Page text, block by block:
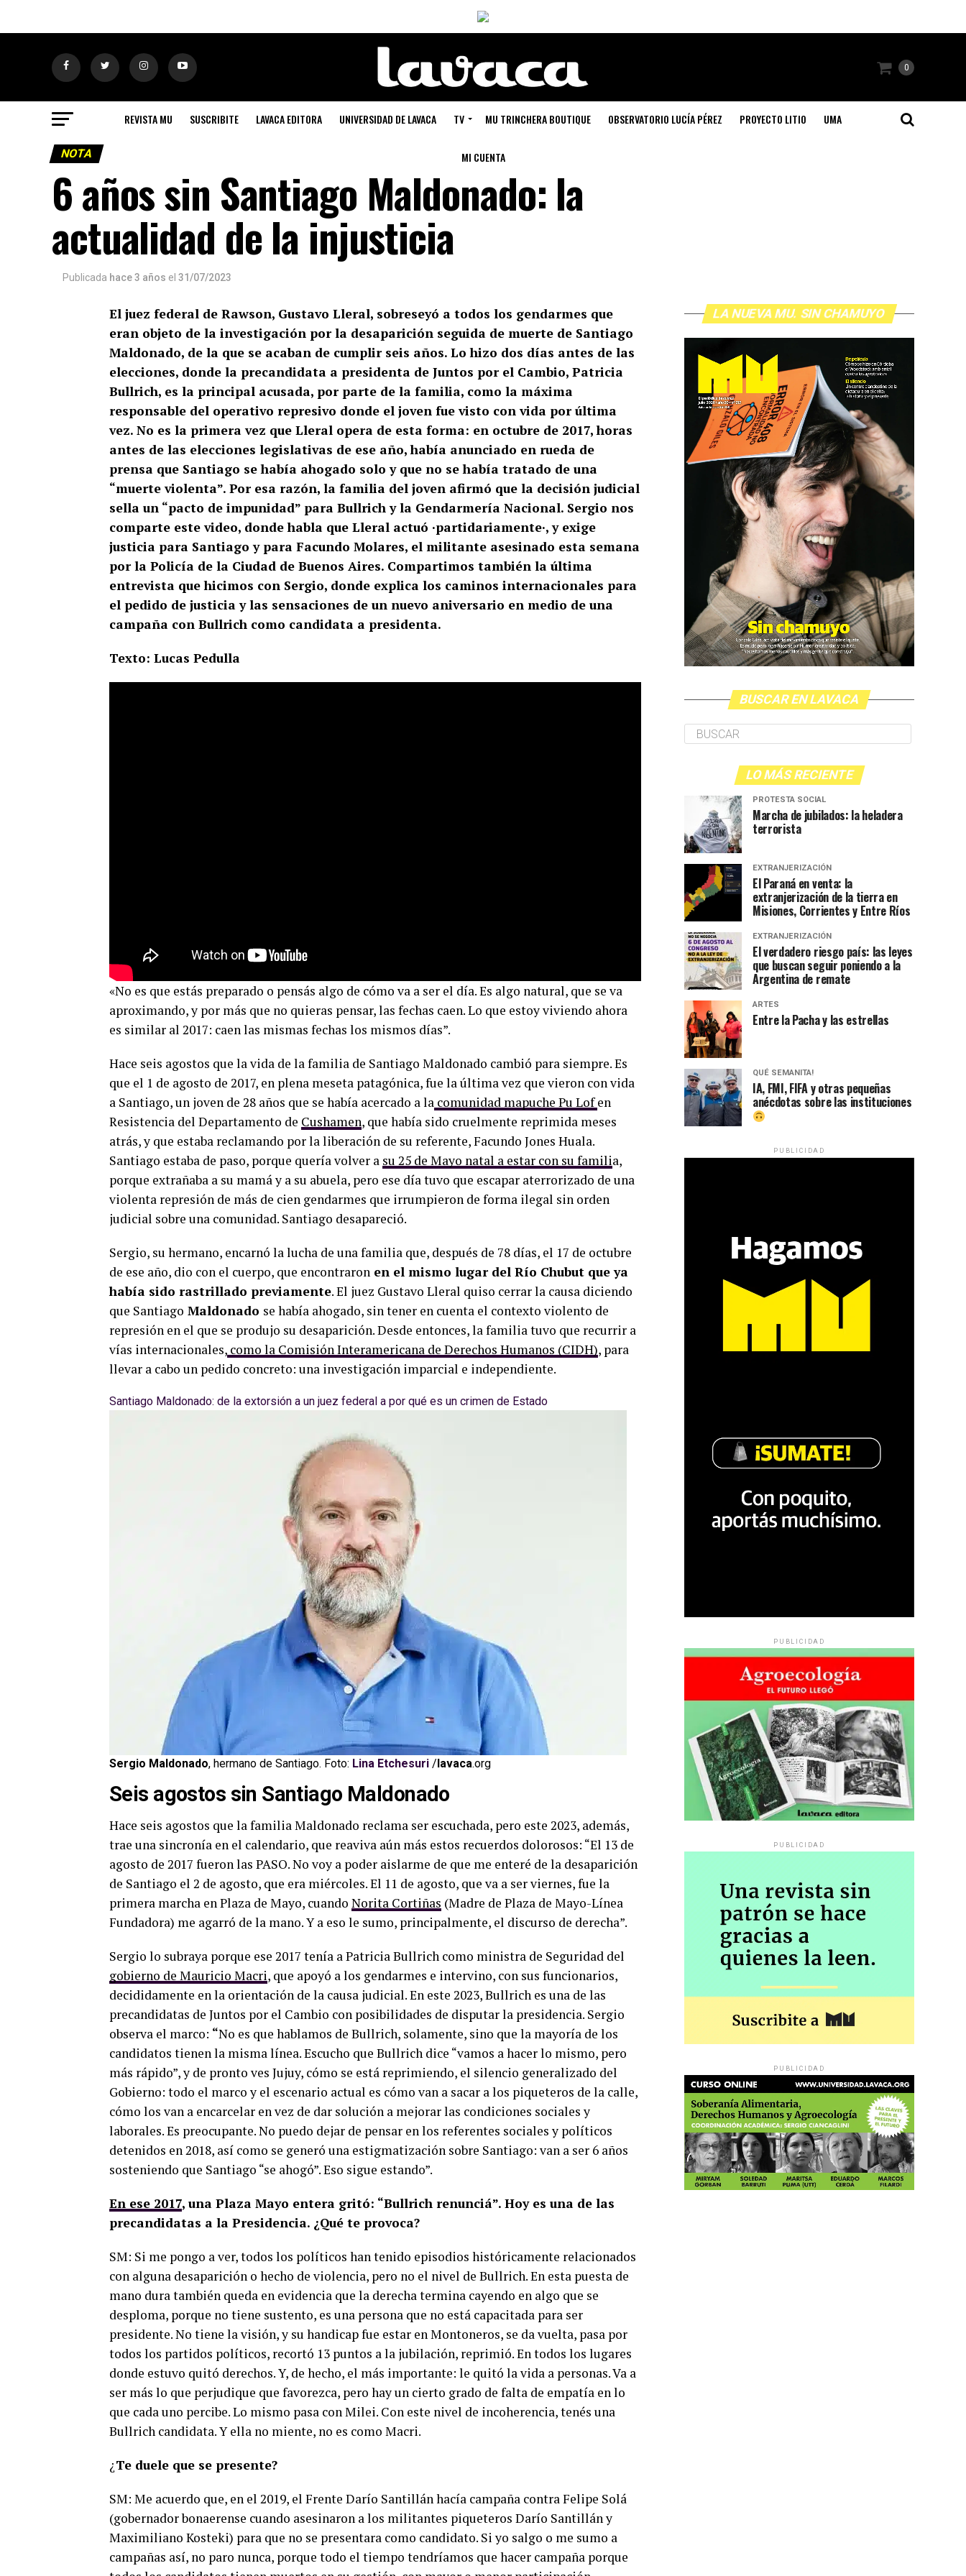
0
REVISTA MU SUSCRIBITE LAVACA EDITORA UNIVERSIDAD DE LAVACA TV MU TRINCHERA BOUTIQUE OBSERVATORIO LUCÍA PÉREZ PROYECTO LITIO UMA
MI CUENTA
NOTA
6 años sin Santiago Maldonado: la
actualidad de la injusticia
Publicada hace 3 años el 31/07/2023
El juez federal de Rawson, Gustavo Lleral, sobreseyó a todos los gendarmes que
eran objeto de la investigación por la desaparición seguida de muerte de Santiago
Maldonado, de la que se acaban de cumplir seis años. Lo hizo dos días antes de las
elecciones, donde la precandidata a presidenta de Juntos por el Cambio, Patricia
Bullrich, es la principal acusada, por parte de la familia, como la máxima
responsable del operativo represivo donde el joven fue visto con vida por última
vez. No es la primera vez que Lleral opera de esta forma: en octubre de 2017, horas
antes de las elecciones legislativas de ese año, había anunciado en rueda de
prensa que Santiago se había ahogado solo y que no se había tratado de una
“muerte violenta”. Por esa razón, la familia del joven afirmó que la decisión judicial
sella un “pacto de impunidad” para Bullrich y la Gendarmería Nacional. Sergio nos
comparte este video, donde habla que Lleral actuó ·partidariamente·, y exige
justicia para Santiago y para Facundo Molares, el militante asesinado esta semana
por la Policía de la Ciudad de Buenos Aires. Compartimos también la última
entrevista que hicimos con Sergio, donde explica los caminos internacionales para
el pedido de justicia y las sensaciones de un nuevo aniversario en medio de una
campaña con Bullrich como candidata a presidenta.
Texto: Lucas Pedulla
«No es que estás preparado o pensás algo de cómo va a ser el día. Es algo natural, que se va
aproximando, y por más que no quieras pensar, las fechas caen. Lo que estoy viviendo ahora
es similar al 2017: caen las mismas fechas los mismos días”.
Hace seis agostos que la vida de la familia de Santiago Maldonado cambió para siempre. Es
que el 1 de agosto de 2017, en plena meseta patagónica, fue la última vez que vieron con vida
a Santiago, un joven de 28 años que se había acercado a la comunidad mapuche Pu Lofen
Resistencia del Departamento de Cushamen, que había sido cruelmente reprimida meses
atrás, y que estaba reclamando por la liberación de su referente, Facundo Jones Huala.
Santiago estaba de paso, porque quería volver a su 25 de Mayo natal a estar con su familia,
porque extrañaba a su mamá y a su abuela, pero ese día tuvo que escapar aterrorizado de una
violenta represión de más de cien gendarmes que irrumpieron de forma ilegal sin orden
judicial sobre una comunidad. Santiago desapareció.
Sergio, su hermano, encarnó la lucha de una familia que, después de 78 días, el 17 de octubre
de ese año, dio con el cuerpo, que encontraron en el mismo lugar del Río Chubut que ya
había sido rastrillado previamente. El juez Gustavo Lleral quiso cerrar la causa diciendo
que Santiago Maldonado se había ahogado, sin tener en cuenta el contexto violento de
represión en el que se produjo su desaparición. Desde entonces, la familia tuvo que recurrir a
vías internacionales, como la Comisión Interamericana de Derechos Humanos (CIDH), para
llevar a cabo un pedido concreto: una investigación imparcial e independiente.
Santiago Maldonado: de la extorsión a un juez federal a por qué es un crimen de Estado
Sergio Maldonado, hermano de Santiago. Foto: Lina Etchesuri / lavaca.org
Seis agostos sin Santiago Maldonado
Hace seis agostos que la familia Maldonado reclama ser escuchada, pero este 2023, además,
trae una sincronía en el calendario, que reaviva aún más estos recuerdos dolorosos: “El 13 de
agosto de 2017 fueron las PASO. No voy a poder aislarme de que me enteré de la desaparición
de Santiago el 2 de agosto, que era miércoles. El 11 de agosto, que va a ser viernes, fue la
primera marcha en Plaza de Mayo, cuando Norita Cortiñas (Madre de Plaza de Mayo-Línea
Fundadora) me agarró de la mano. Y a eso le sumo, principalmente, el discurso de derecha”.
Sergio lo subraya porque ese 2017 tenía a Patricia Bullrich como ministra de Seguridad del
gobierno de Mauricio Macri, que apoyó a los gendarmes e intervino, con sus funcionarios,
decididamente en la orientación de la causa judicial. En este 2023, Bullrich es una de las
precandidatas de Juntos por el Cambio con posibilidades de disputar la presidencia. Sergio
observa el marco: “No es que hablamos de Bullrich, solamente, sino que la mayoría de los
candidatos tienen la misma línea. Escucho que Bullrich dice “vamos a hacer lo mismo, pero
más rápido”, y de pronto ves Jujuy, cómo se está reprimiendo, el silencio generalizado del
Gobierno: todo el marco y el escenario actual es cómo van a sacar a los piqueteros de la calle,
cómo los van a encarcelar en vez de dar solución a mejorar las condiciones sociales y
laborales. Es preocupante. No puedo dejar de pensar en los referentes sociales y políticos
detenidos en 2018, así como se generó una estigmatización sobre Santiago: van a ser 6 años
sosteniendo que Santiago “se ahogó”. Eso sigue estando”.
En ese 2017, una Plaza Mayo entera gritó: “Bullrich renunciá”. Hoy es una de las
precandidatas a la Presidencia. ¿Qué te provoca?
SM: Si me pongo a ver, todos los políticos han tenido episodios históricamente relacionados
con alguna desaparición o hecho de violencia, pero no el nivel de Bullrich. En esta puesta de
mano dura también queda en evidencia que la derecha termina cayendo en algo que se
desploma, porque no tiene sustento, es una persona que no está capacitada para ser
presidente. No tiene la visión, y su handicap fue estar en Montoneros, se da vuelta, pasa por
todos los partidos políticos, recortó 13 puntos a la jubilación, reprimió. En todos los lugares
donde estuvo quitó derechos. Y, de hecho, el más importante: le quitó la vida a personas. Va a
ser más lo que perjudique que favorezca, pero hay un cierto grado de falta de empatía en lo
que cada uno percibe. Lo mismo pasa con Milei. Con este nivel de incoherencia, tenés una
Bullrich candidata. Y ella no miente, no es como Macri.
¿Te duele que se presente?
SM: Me acuerdo que, en el 2019, el Frente Darío Santillán hacía campaña contra Felipe Solá
(gobernador bonaerense cuando asesinaron a los militantes piqueteros Darío Santillán y
Maximiliano Kosteki) para que no se presentara como candidato. Si yo salgo o me sumo a
campañas así, no paro nunca, porque todo el tiempo tendríamos que hacer campaña porque
LA NUEVA MU. SIN CHAMUYO
BUSCAR EN LAVACA
LO MÁS RECIENTE
PROTESTA SOCIAL
Marcha de jubilados: la heladera
terrorista
EXTRANJERIZACIÓN
El Paraná en venta: la
extranjerización de la tierra en
Misiones, Corrientes y Entre Ríos
EXTRANJERIZACIÓN
El verdadero riesgo país: las leyes
que buscan seguir poniendo a la
Argentina de remate
ARTES
Entre la Pacha y las estrellas
QUÉ SEMANITA!
IA, FMI, FIFA y otras pequeñas
anécdotas sobre las instituciones
PUBLICIDAD
PUBLICIDAD
PUBLICIDAD
PUBLICIDAD